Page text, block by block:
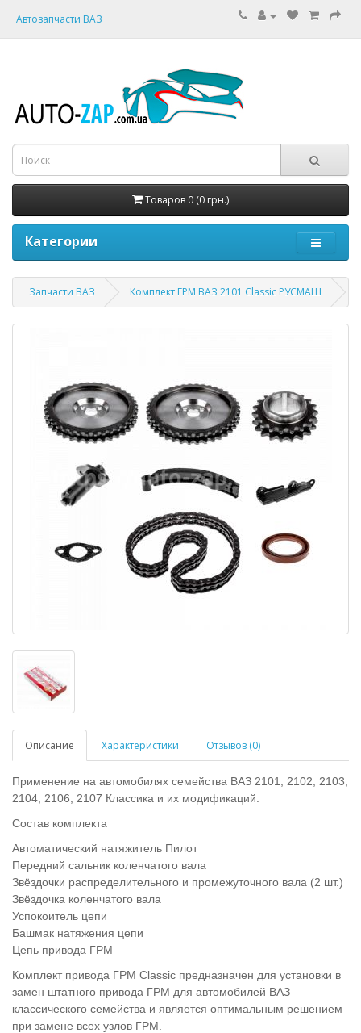
Автозапчасти ВАЗ
Товаров 0 (0 грн.)
Категории
Запчасти ВАЗ Комплект ГРМ ВАЗ 2101 Classic РУСМАШ
Описание Характеристики Отзывов (0)
Применение на автомобилях семейства ВАЗ 2101, 2102, 2103,
2104, 2106, 2107 Классика и их модификаций.
Состав комплекта
Автоматический натяжитель Пилот
Передний сальник коленчатого вала
Звёздочки распределительного и промежуточного вала (2 шт.)
Звёздочка коленчатого вала
Успокоитель цепи
Башмак натяжения цепи
Цепь привода ГРМ
Комплект привода ГРМ Classic предназначен для установки в
замен штатного привода ГРМ для автомобилей ВАЗ
классического семейства и является оптимальным решением
при замене всех узлов ГРМ.